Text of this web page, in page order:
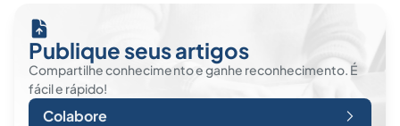
Publique seus artigos
Compartilhe conhecimento e ganhe reconhecimento. É
fácil e rápido!
Colabore